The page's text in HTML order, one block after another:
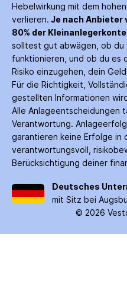
Hebelwirkung mit dem
verlieren. Je nach Anbieter
80% der
solltest gut abwägen, ob du
funktionieren, und ob du es
Risiko einzugehen, dein
Für die Richtigkeit,
gestellten Informationen
Alle Anlage­entscheidungen
Verantwortung.
garantieren keine Erfolge in
verantwortungsvoll,
Berücksichtigung deiner
Deutsches
mit Sitz bei
© 2026